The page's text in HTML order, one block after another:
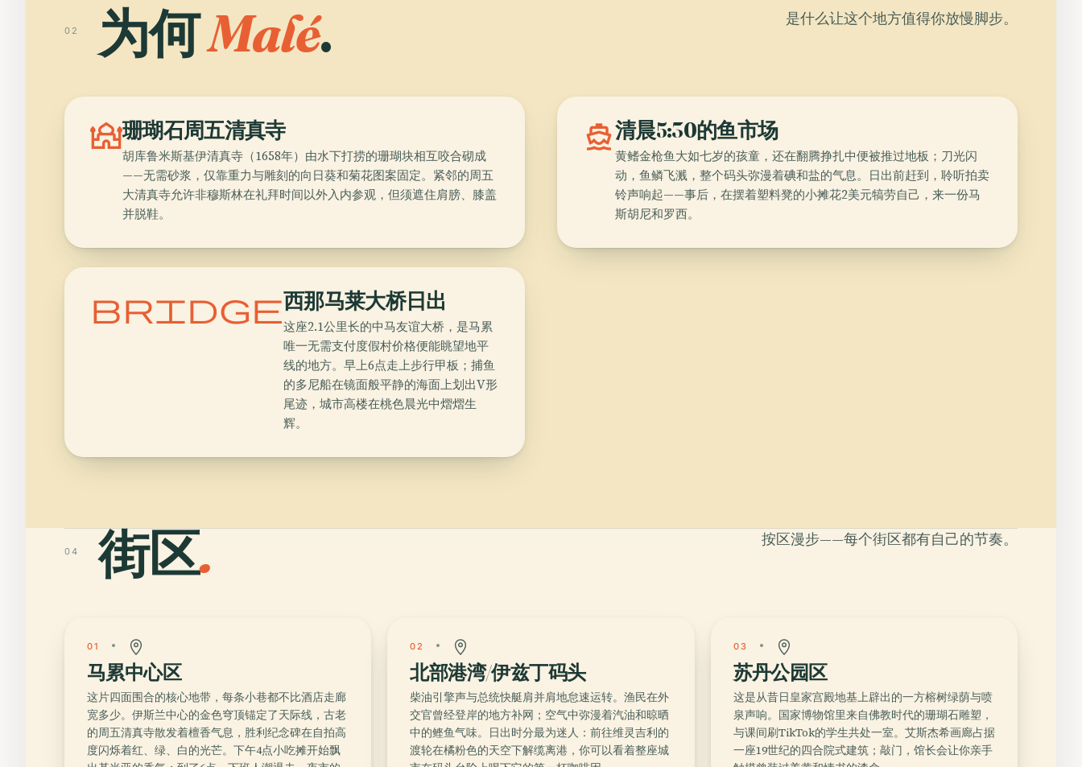
02 为何Malé. 是什么让这个地方值得你放慢脚步。
mosque珊瑚石周五清真寺
胡库鲁米斯基伊清真寺（1658年）由水下打捞的珊瑚块相互咬合砌成
——无需砂浆，仅靠重力与雕刻的向日葵和菊花图案固定。紧邻的周五
大清真寺允许非穆斯林在礼拜时间以外入内参观，但须遮住肩膀、膝盖
并脱鞋。
directions_boat清晨5:30的鱼市场
黄鳍金枪鱼大如七岁的孩童，还在翻腾挣扎中便被推过地板；刀光闪
动，鱼鳞飞溅，整个码头弥漫着碘和盐的气息。日出前赶到，聆听拍卖
铃声响起——事后，在摆着塑料凳的小摊花2美元犒劳自己，来一份马
斯胡尼和罗西。
bridge西那马莱大桥日出
这座2.1公里长的中马友谊大桥，是马累
唯一无需支付度假村价格便能眺望地平
线的地方。早上6点走上步行甲板；捕鱼
的多尼船在镜面般平静的海面上划出V形
尾迹，城市高楼在桃色晨光中熠熠生
辉。
04 街区. 按区漫步——每个街区都有自己的节奏。
01
马累中心区
这片四面围合的核心地带，每条小巷都不比酒店走廊
宽多少。伊斯兰中心的金色穹顶锚定了天际线，古老
的周五清真寺散发着檀香气息，胜利纪念碑在自拍高
度闪烁着红、绿、白的光芒。下午4点小吃摊开始飘
02
北部港湾/伊兹丁码头
柴油引擎声与总统快艇肩并肩地怠速运转。渔民在外
交官曾经登岸的地方补网；空气中弥漫着汽油和晾晒
中的鲣鱼气味。日出时分最为迷人：前往维灵吉利的
渡轮在橘粉色的天空下解缆离港，你可以看着整座城
03
苏丹公园区
这是从昔日皇家宫殿地基上辟出的一方榕树绿荫与喷
泉声响。国家博物馆里来自佛教时代的珊瑚石雕塑，
与课间刷TikTok的学生共处一室。艾斯杰希画廊占据
一座19世纪的四合院式建筑；敲门，馆长会让你亲手